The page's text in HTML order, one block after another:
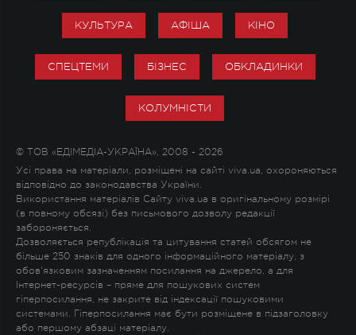
КУЛЬТУРА АФІША КІНО
СПЕЦТЕМИ БІЗНЕС ОБКЛАДИНКИ
КОЛУМНІСТИ
© ТОВ «ЕДІМЕДІА-УКРАЇНА», 2008 - 2026
Усі права на матеріали, розміщені на сайті viva.ua, охороняються
відповідно до законодавства України.
Використання матеріалів Сайту viva.ua в оригінальному розмірі
(в повному обсязі) без письмового дозволу редакції
забороняється.
Дозволяється републікація та цитування статей обсягом не
більше 250 знаків для одного інформаційного матеріалу, з
обов'язковим зазначенням посилання на джерело, а для
Інтернет-ресурсів – пряме для пошукових систем
гіперпосилання, не закрите від індексації пошуковими
системами. Гіперпосилання має бути розміщене в підзаголовку
або першому абзаці матеріалу.